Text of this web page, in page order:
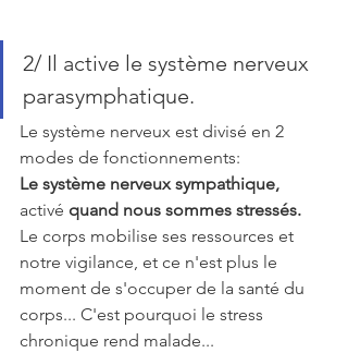
2/ Il active le système nerveux
parasymphatique.
Le système nerveux est divisé en 2
modes de fonctionnements:
Le système nerveux sympathique,
activé quand nous sommes stressés.
Le corps mobilise ses ressources et
notre vigilance, et ce n'est plus le
moment de s'occuper de la santé du
corps... C'est pourquoi le stress
chronique rend malade...